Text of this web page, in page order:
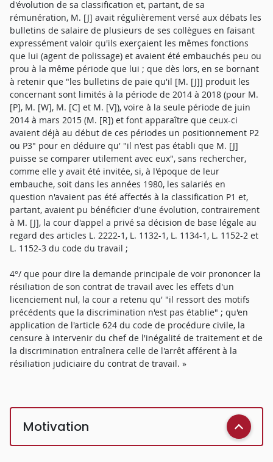
d'évolution de sa classification et, partant, de sa
rémunération, M. [J] avait régulièrement versé aux débats les
bulletins de salaire de plusieurs de ses collègues en faisant
expressément valoir qu'ils exerçaient les mêmes fonctions
que lui (agent de polissage) et avaient été embauchés peu ou
prou à la même période que lui ; que dès lors, en se bornant
à retenir que "les bulletins de paie qu'il [M. [J]] produit les
concernant sont limités à la période de 2014 à 2018 (pour M.
[P], M. [W], M. [C] et M. [V]), voire à la seule période de juin
2014 à mars 2015 (M. [R]) et font apparaître que ceux-ci
avaient déjà au début de ces périodes un positionnement P2
ou P3" pour en déduire qu' "il n'est pas établi que M. [J]
puisse se comparer utilement avec eux", sans rechercher,
comme elle y avait été invitée, si, à l'époque de leur
embauche, soit dans les années 1980, les salariés en
question n'avaient pas été affectés à la classification P1 et,
partant, avaient pu bénéficier d'une évolution, contrairement
à M. [J], la cour d'appel a privé sa décision de base légale au
regard des articles L. 2222-1, L. 1132-1, L. 1134-1, L. 1152-2 et
L. 1152-3 du code du travail ;
4°/ que pour dire la demande principale de voir prononcer la
résiliation de son contrat de travail avec les effets d'un
licenciement nul, la cour a retenu qu' "il ressort des motifs
précédents que la discrimination n'est pas établie" ; qu'en
application de l'article 624 du code de procédure civile, la
censure à intervenir du chef de l'inégalité de traitement et de
la discrimination entraînera celle de l'arrêt afférent à la
résiliation judiciaire du contrat de travail. »
Motivation